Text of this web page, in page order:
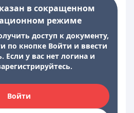
в сокращенном
режиме
доступ к документу,
по кнопке Войти и ввести
Если у вас нет логина и
Войти